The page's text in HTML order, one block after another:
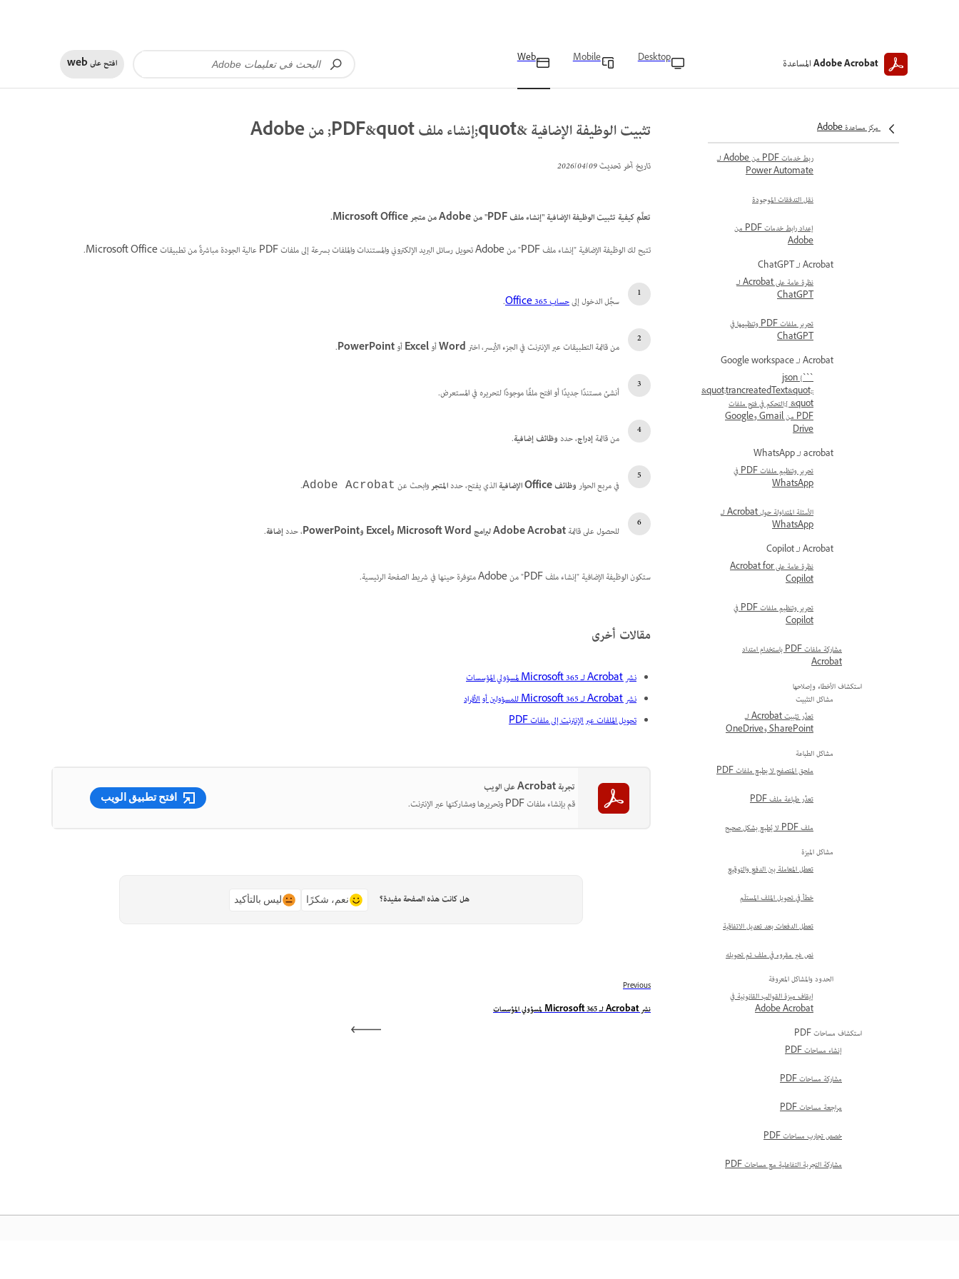
Adobe Acrobat المساعدة Desktop
Mobile
Web افتح علىweb
مركز مساعدة Adobe
رابط خدمات PDF من Adobe
Adobe
ربط خدمات PDF من Adobe لـ
Power Automate
نقل التدفقات الموجودة
إعداد رابط خدمات PDF من
Adobe
Acrobat لـ ChatGPT
نظرة عامة على Acrobat لـ
ChatGPT
تحرير ملفات PDF وتنظيمها في
ChatGPT
Acrobat لـ Google workspace
```json {
&quot;trancreatedText&quot;:
[ &quot;التحكم في فتح ملفات
PDF من Gmail وGoogle
Drive
acrobat لـ WhatsApp
تحرير وتنظيم ملفات PDF في
WhatsApp
الأسئلة المتداولة حول Acrobat لـ
WhatsApp
Acrobat لـ Copilot
نظرة عامة على Acrobat for
Copilot
تحرير وتنظيم ملفات PDF في
Copilot
مشاركة ملفات PDF باستخدام امتداد
Acrobat
استكشاف الأخطاء وإصلاحها
مشاكل التثبيت
تعذّر تثبيت Acrobat لـ
SharePoint وOneDrive
مشاكل الطباعة
ملحق المتصفح لا يطبع ملفات PDF
تعذّر طباعة ملف PDF
ملف PDF لا يُطبع بشكل صحيح
مشاكل الميزة
تعطل المعاملة بين الدفع والتوقيع
خطأ في تحويل الملف المستلَم
تعطل الدفعات بعد تعديل الاتفاقية
نص غير مقروء في ملف تم تحويله
الحدود والمشاكل المعروفة
إيقاف ميزة القوالب القانونية في
Adobe Acrobat
استكشاف مساحات PDF
إنشاء مساحات PDF
مشاركة مساحات PDF
مراجعة مساحات PDF
خصص تجارب مساحات PDF
مشاركة التجربة التفاعلية مع مساحات PDF
تثبيت الوظيفة الإضافية &quot;إنشاء ملف PDF&quot; من Adobe
تاريخ آخر تحديث09‏/04‏/2026
تعلَّم كيفية تثبيت الوظيفة الإضافية "إنشاء ملف PDF" من Adobe من متجر Microsoft Office.
تتيح لك الوظيفة الإضافية "إنشاء ملف PDF" من Adobe تحويل رسائل البريد الإلكتروني والمستندات والملفات بسرعة إلى ملفات PDF عالية الجودة مباشرةً من تطبيقات Microsoft Office.
سجِّل الدخول إلىحساب Office 365 .
من قائمة التطبيقات عبر الإنترنت في الجزء الأيسر، اخترWordأوExcelأوPowerPoint
.
أنشئ مستندًا جديدًا أو افتح ملفًا موجودًا لتحريره في المستعرض.
من قائمةإدراج، حددوظائف إضافية.
في مربع الحواروظائف Office الإضافية الذي يفتح، حددالمتجروابحث عن Adobe Acrobat
.
للحصول على قائمةAdobe Acrobat لبرامج Microsoft Word وExcel وPowerPoint ، حددإضافة.
ستكون الوظيفة الإضافية "إنشاء ملف PDF" من Adobe متوفرة حينها في شريط الصفحة الرئيسية.
مقالات أخرى
نشر Acrobat لـ Microsoft 365 لمسؤولي المؤسسات
نشر Acrobat لـ Microsoft 365 للمسؤولين أو الأفراد
تحويل الملفات عبر الإنترنت إلى ملفات PDF
تجربة Acrobat على الويب
قم بإنشاء ملفات PDF وتحريرها ومشاركتها عبر الإنترنت.
افتح تطبيق الويب
هل كانت هذه الصفحة مفيدة؟ نعم، شكرًا ليس بالتأكيد
Previous
نشر Acrobat لـ Microsoft 365 لمسؤولي المؤسسات